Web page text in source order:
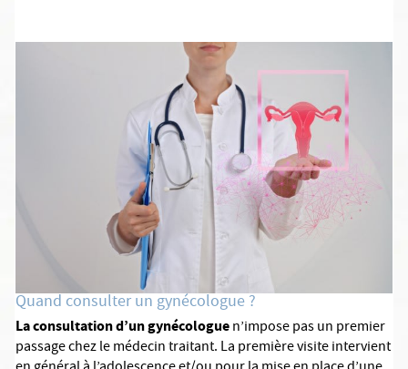
Quand consulter un gynécologue ?
La consultation d’un gynécologuen’impose pas un premier
passage chez le médecin traitant. La première visite intervient